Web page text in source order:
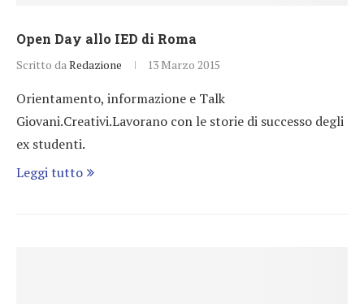
Open Day allo IED di Roma
Scritto da Redazione 13 Marzo 2015
Orientamento, informazione e Talk
Giovani.Creativi.Lavorano con le storie di successo degli
ex studenti.
Leggi tutto